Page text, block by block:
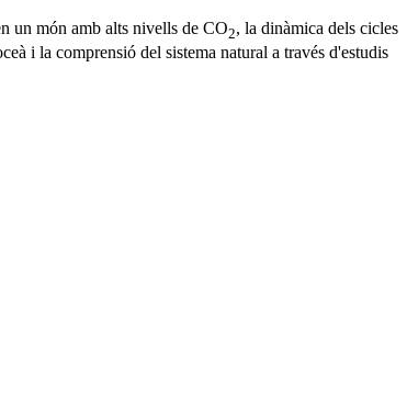
un món amb alts nivells de CO2, la dinàmica dels cicles
i la comprensió del sistema natural a través d'estudis